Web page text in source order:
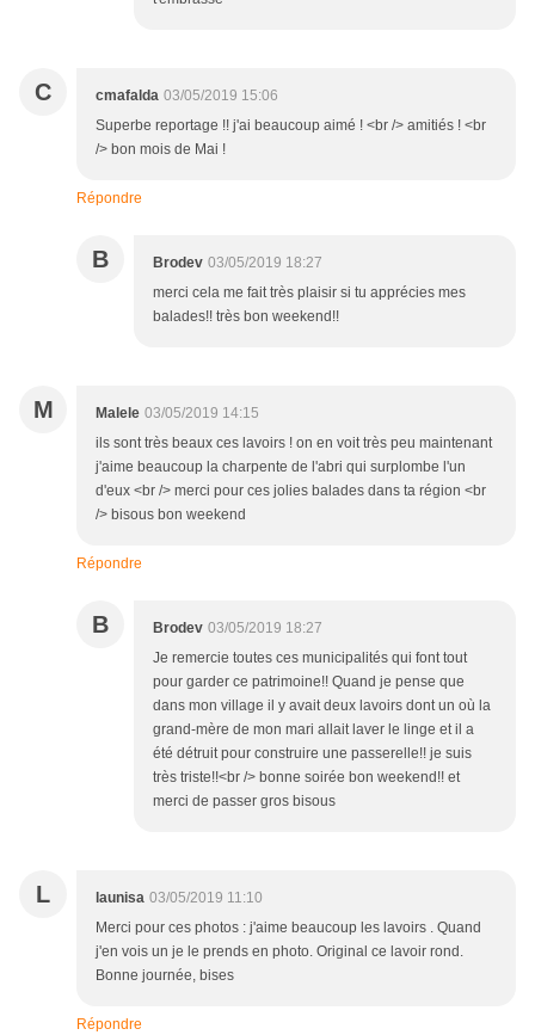
C cmafalda 03/05/2019 15:06
Superbe reportage !! j'ai beaucoup aimé ! <br /> amitiés ! <br
/> bon mois de Mai !
Répondre
B Brodev 03/05/2019 18:27
merci cela me fait très plaisir si tu apprécies mes
balades!! très bon weekend!!
M Malele 03/05/2019 14:15
ils sont très beaux ces lavoirs ! on en voit très peu maintenant
j'aime beaucoup la charpente de l'abri qui surplombe l'un
d'eux <br /> merci pour ces jolies balades dans ta région <br
/> bisous bon weekend
Répondre
B Brodev 03/05/2019 18:27
Je remercie toutes ces municipalités qui font tout
pour garder ce patrimoine!! Quand je pense que
dans mon village il y avait deux lavoirs dont un où la
grand-mère de mon mari allait laver le linge et il a
été détruit pour construire une passerelle!! je suis
très triste!!<br /> bonne soirée bon weekend!! et
merci de passer gros bisous
L launisa 03/05/2019 11:10
Merci pour ces photos : j'aime beaucoup les lavoirs . Quand
j'en vois un je le prends en photo. Original ce lavoir rond.
Bonne journée, bises
Répondre